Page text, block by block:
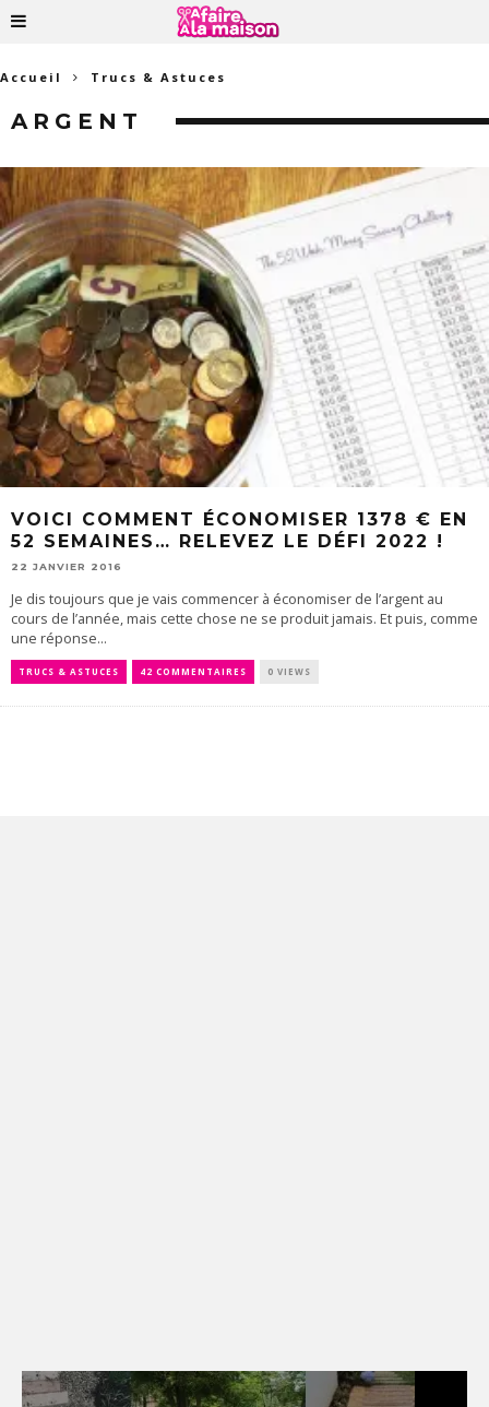
Accueil Trucs & Astuces
ARGENT
VOICI COMMENT ÉCONOMISER 1378 € EN
52 SEMAINES… RELEVEZ LE DÉFI 2022 !
22 JANVIER 2016
Je dis toujours que je vais commencer à économiser de l’argent au
cours de l’année, mais cette chose ne se produit jamais. Et puis, comme
une réponse...
TRUCS & ASTUCES 42 COMMENTAIRES 0 VIEWS